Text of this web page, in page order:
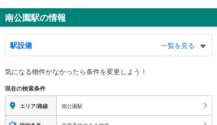
南公園駅の情報
駅設備
一覧を見る
※段差なしでの移動経路
地上⇔改札⇔ホーム：○
エレベータ
・ホーム⇔改札
気になる物件がなかったら条件を変更しよう！
現在の検索条件
エリア/路線 南公園駅